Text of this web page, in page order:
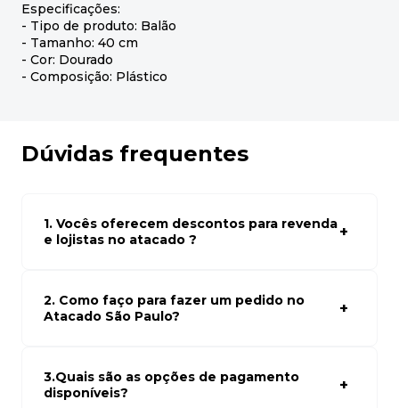
Especificações:
- Tipo de produto: Balão
- Tamanho: 40 cm
- Cor: Dourado
- Composição: Plástico
Dúvidas frequentes
1. Vocês oferecem descontos para revenda
e lojistas no atacado ?
atacado empresas e compre com os melhores preços
para seu modelo de negócio
2. Como faço para fazer um pedido no
Atacado São Paulo?
carrinho. Em seguida, siga as instruções para finalizar a
compra. Se precisar de ajuda, nossa equipe de suporte
está à disposição para auxiliá-lo.
3.Quais são as opções de pagamento
disponíveis?